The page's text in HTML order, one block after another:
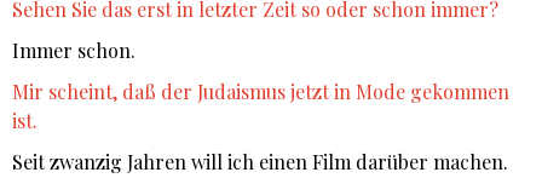
Sehen Sie das erst in letzter Zeit so oder schon immer?
Immer schon.
Mir scheint, daß der Judaismus jetzt in Mode gekommen
ist.
Seit zwanzig Jahren will ich einen Film darüber machen.